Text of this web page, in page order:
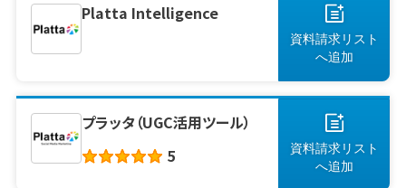
Platta Intelligence
資料請求リスト
へ追加
プラッタ（UGC活用ツール）
5
資料請求リスト
へ追加